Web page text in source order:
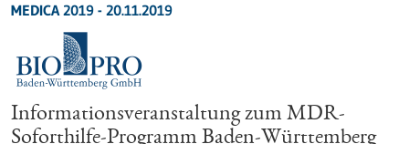
MEDICA 2019 - 20.11.2019
Informationsveranstaltung zum MDR-
Soforthilfe-Programm Baden-Württemberg